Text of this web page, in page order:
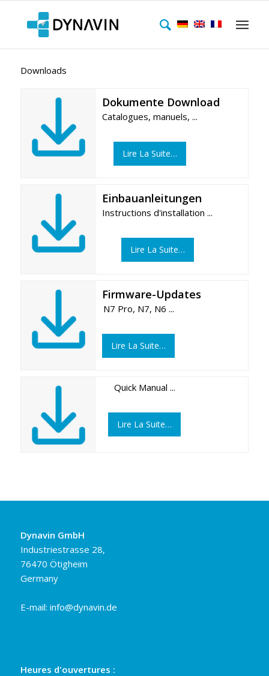
Downloads
Dokumente Download
Catalogues, manuels, ...
Lire La Suite…
Einbauanleitungen
Instructions d'installation ...
Lire La Suite…
Firmware-Updates
N7 Pro, N7, N6 ...
Lire La Suite…
Quick Manual ...
Lire La Suite…
Dynavin GmbH
Industriestrasse 28,
76470 Ötigheim
Germany
E-mail: info@dynavin.de
Heures d'ouvertures :